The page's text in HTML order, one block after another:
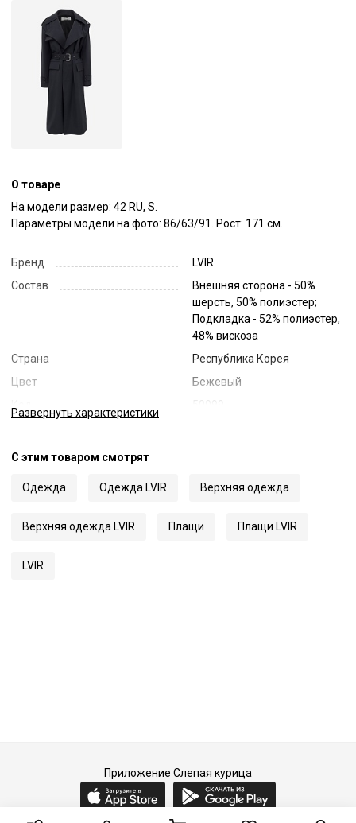
О товаре
На модели размер: 42 RU, S.
Параметры модели на фото: 86/63/91. Рост: 171 см.
Бренд
LVIR
Состав
Внешняя сторона - 50%
шерсть, 50% полиэстер;
Подкладка - 52% полиэстер,
48% вискоза
Страна
Республика Корея
Цвет
Бежевый
Код
Развернуть характеристики
С этим товаром смотрят
Одежда Одежда LVIR Верхняя одежда
Верхняя одежда LVIR Плащи Плащи LVIR
LVIR
Приложение Слепая курица